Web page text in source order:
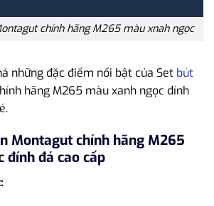
chính hãng M265 màu xnah ngọc
những đặc điểm nổi bật của Set bút
hãng M265 màu xanh ngọc đính
Montagut chính hãng M265
đính đá cao cấp